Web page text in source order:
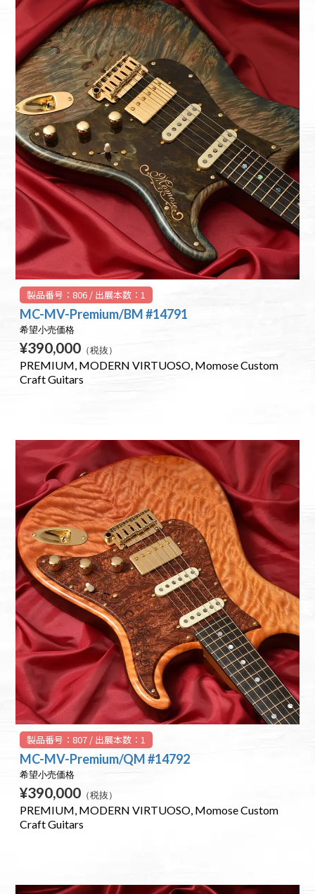
製品番号：806 / 出展本数：1
MC-MV-Premium/BM #14791
希望小売価格
¥390,000 （税抜）
PREMIUM MODERN VIRTUOSO Momose Custom
Craft Guitars
製品番号：807 / 出展本数：1
MC-MV-Premium/QM #14792
希望小売価格
¥390,000 （税抜）
PREMIUM MODERN VIRTUOSO Momose Custom
Craft Guitars